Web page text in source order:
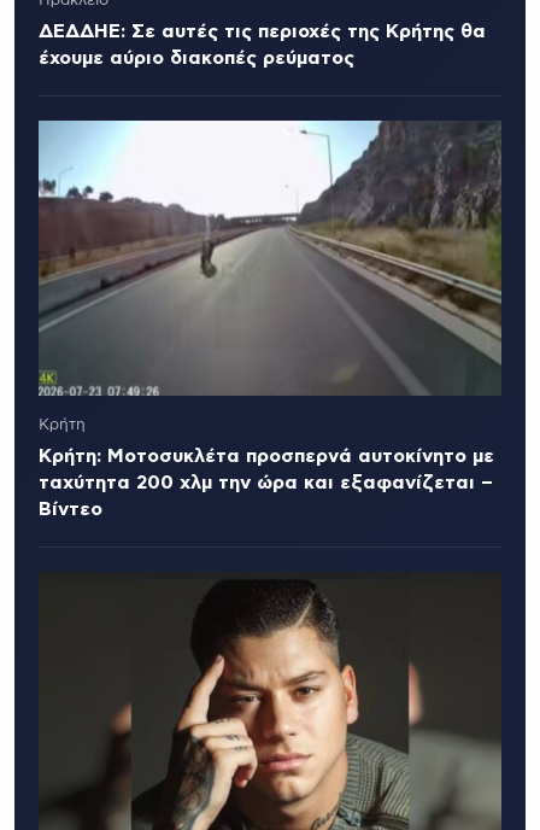
ΔΕΔΔΗΕ: Σε αυτές τις περιοχές της Κρήτης θα
έχουμε αύριο διακοπές ρεύματος
Κρήτη
Κρήτη: Μοτοσυκλέτα προσπερνά αυτοκίνητο με
ταχύτητα 200 χλμ την ώρα και εξαφανίζεται –
Βίντεο